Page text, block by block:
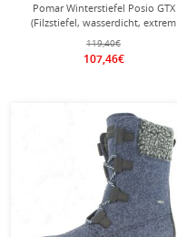
Pomar Winterstiefel Posio GTX
(Filzstiefel, wasserdicht, extrem
warm) rot Damen
119,40€
107,46€